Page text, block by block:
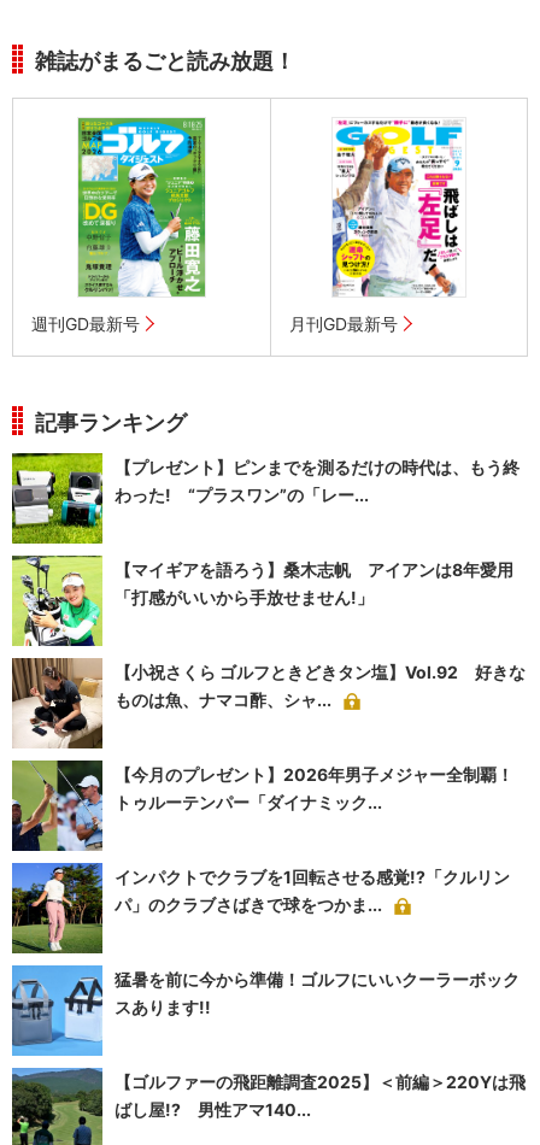
雑誌がまるごと読み放題！
週刊GD最新号 月刊GD最新号
記事ランキング
【プレゼント】ピンまでを測るだけの時代は、もう終
わった! “プラスワン”の「レー...
【マイギアを語ろう】桑木志帆 アイアンは8年愛用
「打感がいいから手放せません!」
【小祝さくら ゴルフときどきタン塩】Vol.92 好きな
ものは魚、ナマコ酢、シャ...
【今月のプレゼント】2026年男子メジャー全制覇！
トゥルーテンパー「ダイナミック...
インパクトでクラブを1回転させる感覚!?「クルリン
パ」のクラブさばきで球をつかま...
猛暑を前に今から準備！ゴルフにいいクーラーボック
スあります!!
【ゴルファーの飛距離調査2025】＜前編＞220Yは飛
ばし屋!? 男性アマ140...